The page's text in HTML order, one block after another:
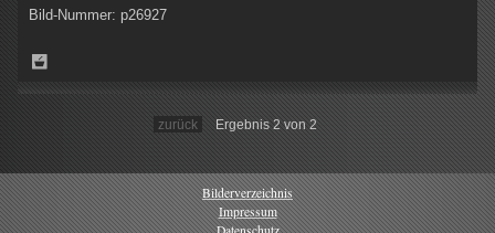
Bild-Nummer: p26927
zurück Ergebnis 2 von 2
Bilderverzeichnis
Impressum